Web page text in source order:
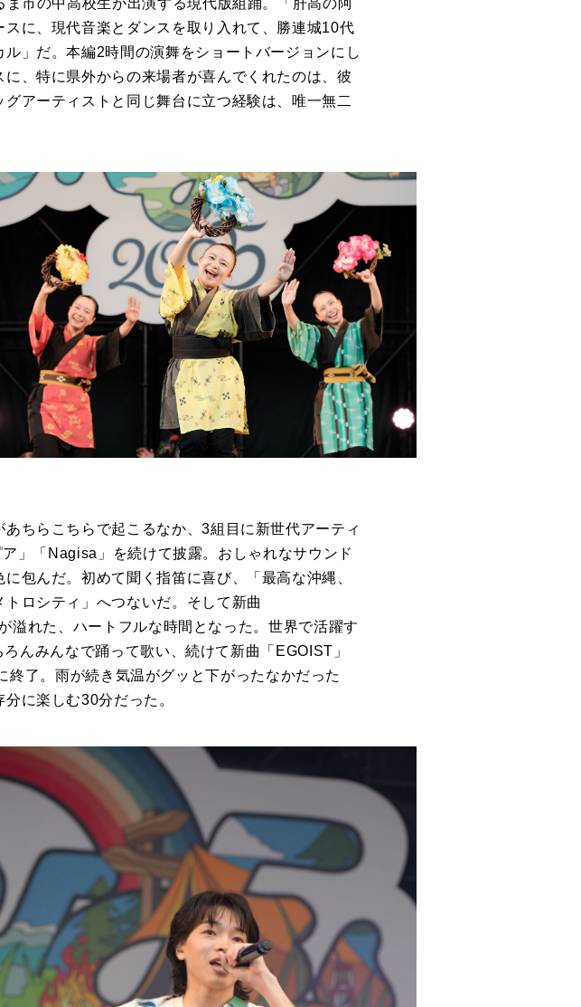
に、現代音楽とダンスを取り入れて、勝連城10代
」だ。本編2時間の演舞をショートバージョンにし
、特に県外からの来場者が喜んでくれたのは、彼
アーティストと同じ舞台に立つ経験は、唯一無二
ちらこちらで起こるなか、3組目に新世代アーティ
」「Nagisa」を続けて披露。おしゃれなサウンド
包んだ。初めて聞く指笛に喜び、「最高な沖縄、
ロシティ」へつないだ。そして新曲
溢れた、ハートフルな時間となった。世界で活躍す
んみんなで踊って歌い、続けて新曲「EGOIST」
了。雨が続き気温がグッと下がったなかだった
に楽しむ30分だった。